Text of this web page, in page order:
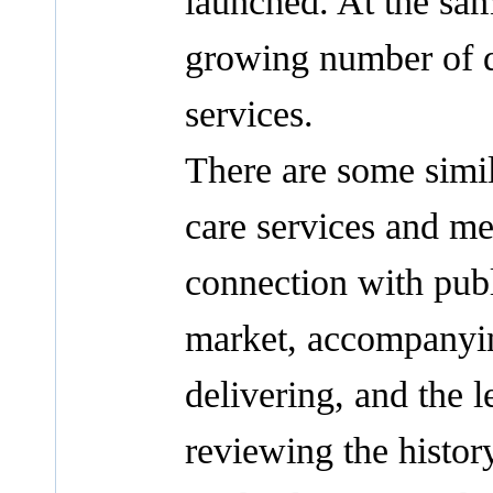
growing number of
services.
There are some
care services and
connection with
market,
delivering, and the
reviewing the